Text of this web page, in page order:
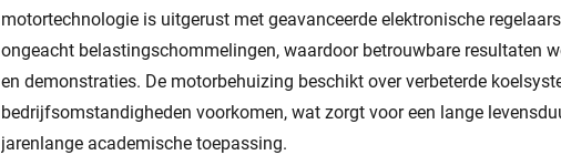
motortechnologie is uitgerust met geavanceerde elektronische
ongeacht belastingschommelingen, waardoor betrouwbare resultaten
en demonstraties. De motorbehuizing beschikt over verbeterde
bedrijfsomstandigheden voorkomen, wat zorgt voor een lange
jarenlange academische toepassing.